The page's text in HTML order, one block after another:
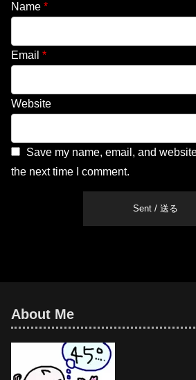
Name *
Email *
Website
Save my name, email, and
the next time I comment.
About Me